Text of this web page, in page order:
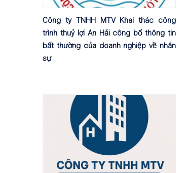
Công ty TNHH MTV Khai thác công
trình thuỷ lợi An Hải công bố thông tin
bất thường của doanh nghiệp về nhân
sự